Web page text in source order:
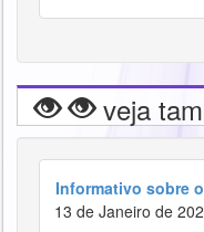
veja
Informativo sobre
13 de Janeiro de